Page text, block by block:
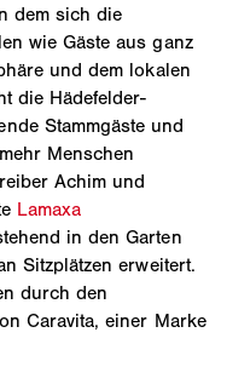
dem sich die
wie Gäste aus ganz
und dem lokalen
die Hädefelder-
Stammgäste und
Menschen
Achim und
Lamaxa
in den Garten
Sitzplätzen erweitert.
durch den
Caravita, einer Marke